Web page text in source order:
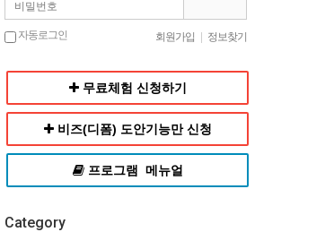
자동로그인 회원가입 정보찾기
무료체험 신청하기
비즈(디폼) 도안기능만 신청
프로그램 메뉴얼
Category